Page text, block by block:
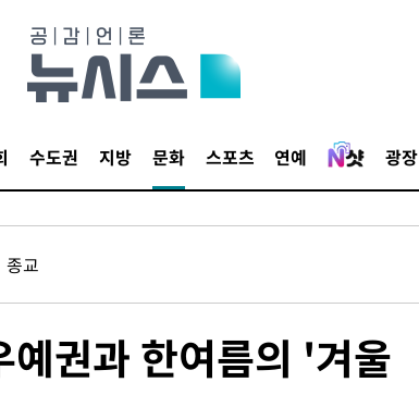
수도권 지방 문화 스포츠 연예 광장
종교
권과 한여름의 '겨울